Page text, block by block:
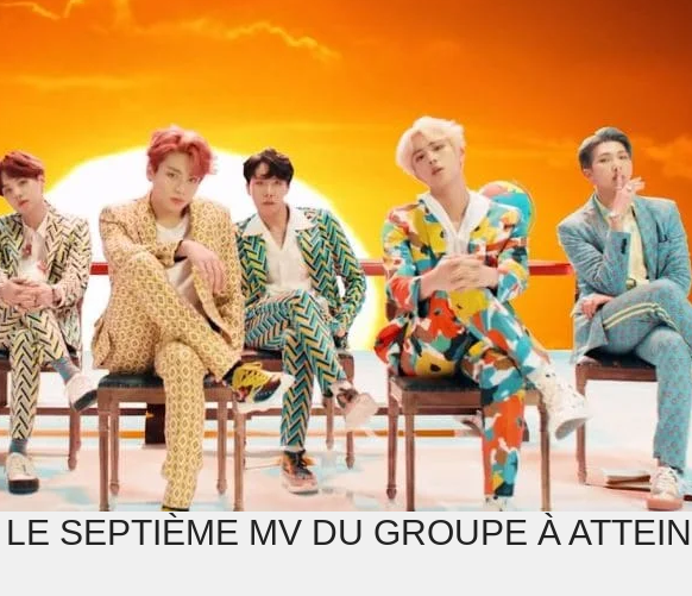
SEPTIÈME MV DU GROUPE À